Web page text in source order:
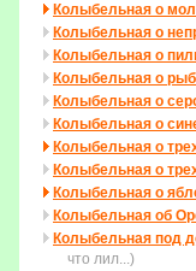
Колыбельная о
Колыбельная о
Колыбельная о
Колыбельная о
Колыбельная о
Колыбельная о
Колыбельная о
Колыбельная о
Колыбельная о
Колыбельная об
Колыбельная под
что лил...)